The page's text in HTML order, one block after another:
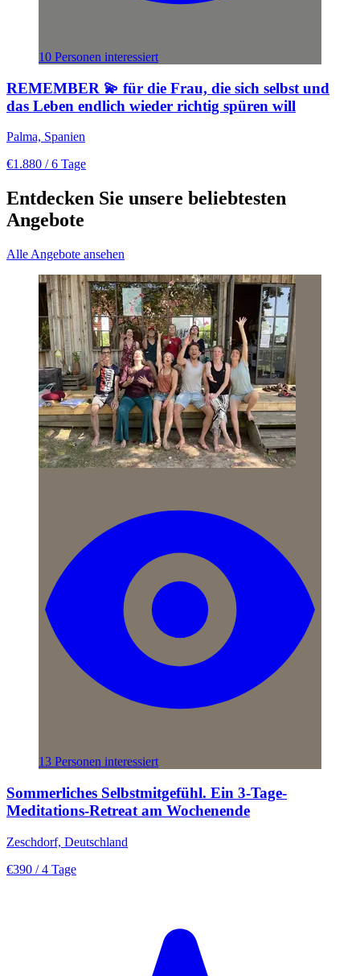
10 Personen interessiert
REMEMBER 💫 für die Frau, die sich selbst und
das Leben endlich wieder richtig spüren will
Palma, Spanien
€1.880 / 6 Tage
Entdecken Sie unsere beliebtesten
Angebote
Alle Angebote ansehen
13 Personen interessiert
Sommerliches Selbstmitgefühl. Ein 3-Tage-
Meditations-Retreat am Wochenende
Zeschdorf, Deutschland
€390 / 4 Tage